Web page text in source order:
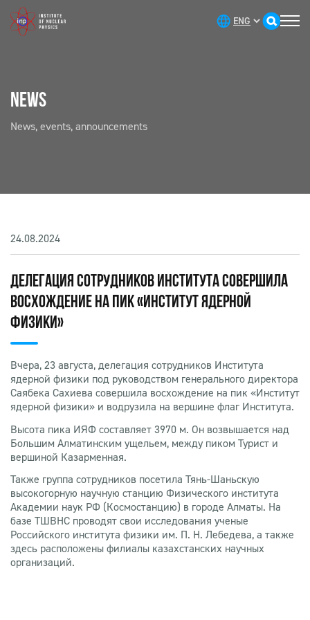
NEWS
News, events, announcements
24.08.2024
ДЕЛЕГАЦИЯ СОТРУДНИКОВ ИНСТИТУТА СОВЕРШИЛА
ВОСХОЖДЕНИЕ НА ПИК «ИНСТИТУТ ЯДЕРНОЙ
ФИЗИКИ»
Вчера, 23 августа, делегация сотрудников Института
ядерной физики под руководством генерального директора
Саябека Сахиева совершила восхождение на пик «Институт
ядерной физики» и водрузила на вершине флаг Института.
Высота пика ИЯФ составляет 3970 м. Он возвышается над
Большим Алматинским ущельем, между пиком Турист и
вершиной Казарменная.
Также группа сотрудников посетила Тянь-Шаньскую
высокогорную научную станцию Физического института
Академии наук РФ (Космостанцию) в городе Алматы. На
базе ТШВНС проводят свои исследования ученые
Российского института физики им. П. Н. Лебедева, а также
здесь расположены филиалы казахстанских научных
организаций.